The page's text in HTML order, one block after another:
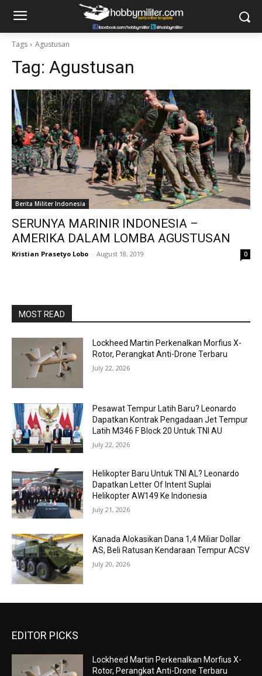
Tags Agustusan
Tag: Agustusan
Berita Militer Indonesia
SERUNYA MARINIR INDONESIA –
AMERIKA DALAM LOMBA AGUSTUSAN
Kristian Prasetyo Lobo - August 18, 2019 0
MOST READ
Lockheed Martin Perkenalkan Morfius X-
Rotor, Perangkat Anti-Drone Terbaru
July 22, 2026
Pesawat Tempur Latih Baru? Leonardo
Dapatkan Kontrak Pengadaan Jet Tempur
Latih M346 F Block 20 Untuk TNI AU
July 22, 2026
Helikopter Baru Untuk TNI AL? Leonardo
Dapatkan Letter Of Intent Suplai
Helikopter AW149 Ke Indonesia
July 21, 2026
Kanada Alokasikan Dana 1,4 Miliar Dollar
AS, Beli Ratusan Kendaraan Tempur ACSV
July 20, 2026
EDITOR PICKS
Lockheed Martin Perkenalkan Morfius X-
Rotor, Perangkat Anti-Drone Terbaru